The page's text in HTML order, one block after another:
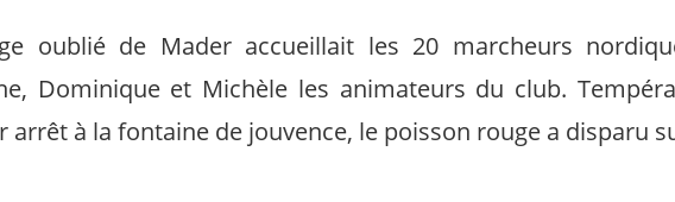
oublié de Mader accueillait les 20 marcheurs
Dominique et Michèle les animateurs du club.
arrêt à la fontaine de jouvence, le poisson rouge a disparu